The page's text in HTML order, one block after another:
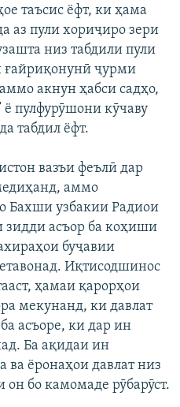
таъсис ёфт, ки ҳама
аз пули хориҷиро зери
низ табдили пули
ғайриқонунӣ ҷурми
акнун ҳабси садҳо,
ё пулфурӯшони кӯчаву
табдил ёфт.
вазъи феълӣ дар
аммо
Бахши узбакии Радиои
зидди асъор ба коҳиши
буҷавии
Иқтисодшинос
ҳамаи қарорҳои
мекунанд, ки давлат
асъоре, ки дар ин
Ба ақидаи ин
ва ёронаҳои давлат низ
бо камомаде рӯбарӯст.